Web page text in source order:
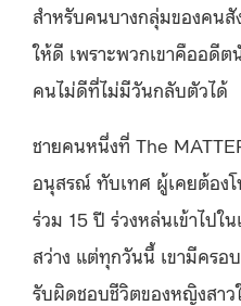
สำหรับคนบางกลุ่มของคน
ให้ดี เพราะพวกเขาคืออดี
คนไม่ดีที่ไม่มีวันกลับตัวได้
ชายคนหนึ่งที่ The
อนุสรณ์ ทับเทศ ผู้เคยต้อง
ร่วม 15 ปี ร่วงหล่นเข้าไป
สว่าง แต่ทุกวันนี้ เขามีคร
รับผิดชอบชีวิตของหญิงสา